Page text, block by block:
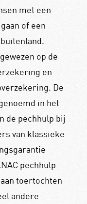
met een
of een
op de
en
De
in het
de pechhulp bij
van klassieke
pechhulp
toertochten
andere